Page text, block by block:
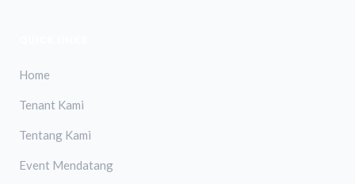
Home
Tenant Kami
Tentang Kami
Event Mendatang